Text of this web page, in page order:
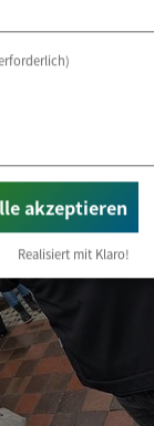
akzeptieren
Realisiert mit Klaro!